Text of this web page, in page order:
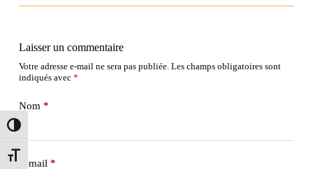
Passer en contraste élevé
Changer la taille de la police
Laisser un commentaire
Votre adresse e-mail ne sera pas publiée. Les champs obligatoires sont
indiqués avec *
Nom*
E-mail*